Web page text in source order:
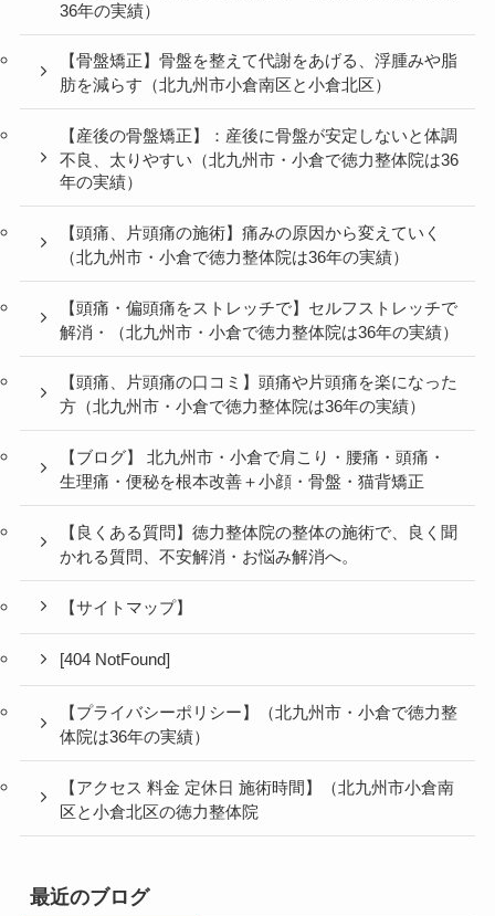
36年の実績）
【骨盤矯正】骨盤を整えて代謝をあげる、浮腫みや脂
肪を減らす（北九州市小倉南区と小倉北区）
【産後の骨盤矯正】：産後に骨盤が安定しないと体調
不良、太りやすい（北九州市・小倉で徳力整体院は36
年の実績）
【頭痛、片頭痛の施術】痛みの原因から変えていく
（北九州市・小倉で徳力整体院は36年の実績）
【頭痛・偏頭痛をストレッチで】セルフストレッチで
解消・（北九州市・小倉で徳力整体院は36年の実績）
【頭痛、片頭痛の口コミ】頭痛や片頭痛を楽になった
方（北九州市・小倉で徳力整体院は36年の実績）
【ブログ】 北九州市・小倉で肩こり・腰痛・頭痛・
生理痛・便秘を根本改善＋小顔・骨盤・猫背矯正
【良くある質問】徳力整体院の整体の施術で、良く聞
かれる質問、不安解消・お悩み解消へ。
【サイトマップ】
[404 NotFound]
【プライバシーポリシー】（北九州市・小倉で徳力整
体院は36年の実績）
【アクセス 料金 定休日 施術時間】（北九州市小倉南
区と小倉北区の徳力整体院
最近のブログ